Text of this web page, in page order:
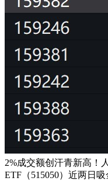
2%成交额创汗青新高！
ETF（515050）近两日